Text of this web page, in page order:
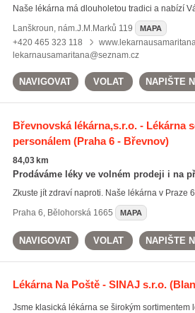
Naše lékárna má dlouholetou tradici a nabízí
Lanškroun, nám.J.M.Marků 119 MAPA
+420 465 323 118
lekarnausamaritana@seznam.cz
NAVIGOVAT VOLAT NAPIŠTE
Břevnovská lékárna,s.r.o. - Lékárna
personálem(Praha 6 - Břevnov)
84,03 km
Prodáváme léky ve volném prodeji i na
Zkuste jít zdraví naproti. Naše lékárna v Praze
Praha 6, Bělohorská 1665 MAPA
NAVIGOVAT VOLAT NAPIŠTE
Lékárna Na Poště - SINAJ s.r.o.
Jsme klasická lékárna se širokým sortimentem